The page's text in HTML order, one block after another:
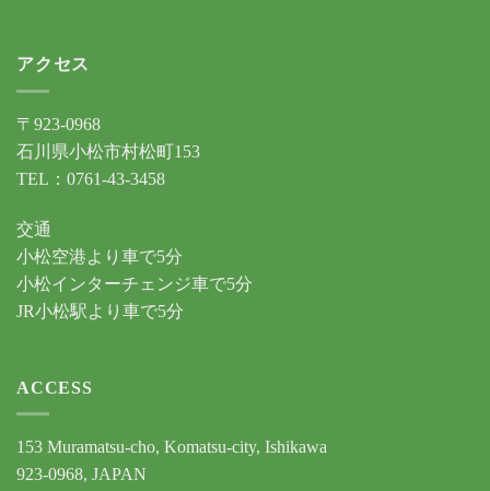
アクセス
〒923-0968
石川県小松市村松町153
TEL：0761-43-3458
交通
小松空港より車で5分
小松インターチェンジ車で5分
JR小松駅より車で5分
ACCESS
153 Muramatsu-cho, Komatsu-city, Ishikawa
923-0968, JAPAN